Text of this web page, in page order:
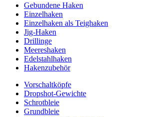
Gebundene Haken
Einzelhaken
Einzelhaken als Teighaken
Jig-Haken
Drillinge
Meereshaken
Edelstahlhaken
Hakenzubehör
Vorschaltköpfe
Dropshot-Gewichte
Schrotbleie
Grundbleie